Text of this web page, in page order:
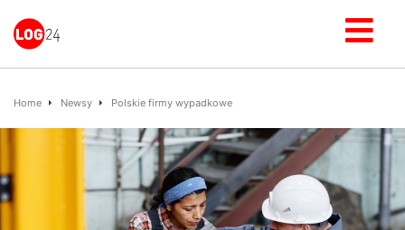
Home Newsy Polskie firmy wypadkowe